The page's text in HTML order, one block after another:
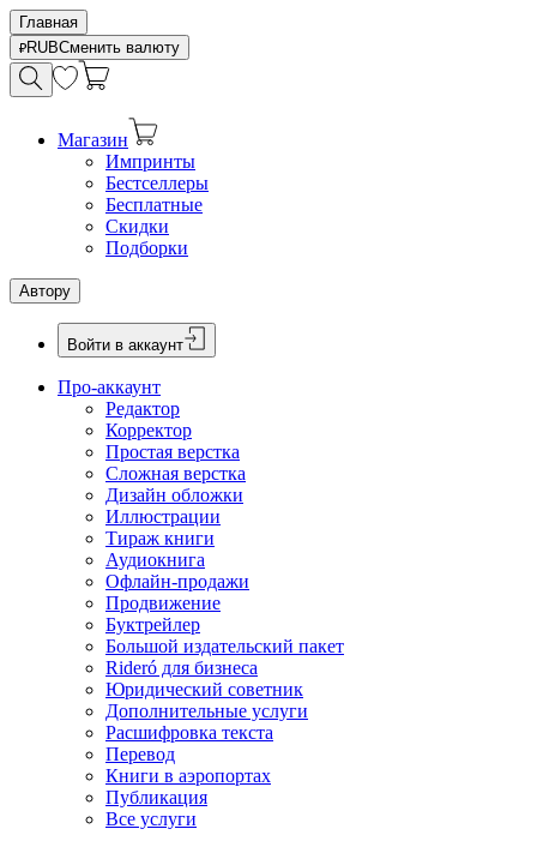
Главная
RUBСменить валюту
Магазин
Импринты
Бестселлеры
Бесплатные
Скидки
Подборки
Автору
Войти в аккаунт
Про-аккаунт
Редактор
Корректор
Простая верстка
Сложная верстка
Дизайн обложки
Иллюстрации
Тираж книги
Аудиокнига
Офлайн-продажи
Продвижение
Буктрейлер
Большой издательский пакет
Rideró для бизнеса
Юридический советник
Дополнительные услуги
Расшифровка текста
Перевод
Книги в аэропортах
Публикация
Все услуги